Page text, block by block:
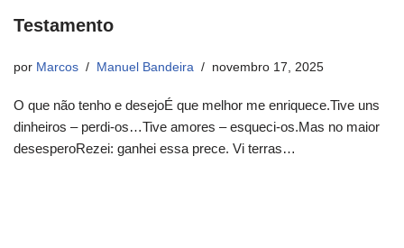
Testamento
por Marcos Manuel Bandeira novembro 17, 2025
O que não tenho e desejoÉ que melhor me enriquece.Tive uns
dinheiros – perdi-os…Tive amores – esqueci-os.Mas no maior
desesperoRezei: ganhei essa prece. Vi terras…